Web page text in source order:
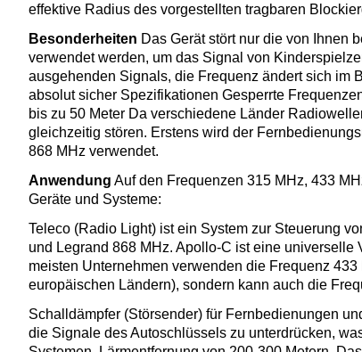
effektive Radius des vorgestellten tragbaren
Besonderheiten Das Gerät stört nur die von Ihnen
verwendet werden, um das Signal von
ausgehenden Signals, die Frequenz ändert sich im
absolut sicher Spezifikationen Gesperrte
bis zu 50 Meter Da verschiedene Länder
gleichzeitig stören. Erstens wird der
868 MHz verwendet.
Anwendung Auf den Frequenzen 315 MHz, 433
Geräte und Systeme:
Teleco (Radio Light) ist ein System zur Steuerung
und Legrand 868 MHz. Apollo-C ist eine
meisten Unternehmen verwenden die Frequenz
europäischen Ländern), sondern kann auch die
Schalldämpfer (Störsender) für Fernbedienungen
die Signale des Autoschlüssels zu unterdrücken,